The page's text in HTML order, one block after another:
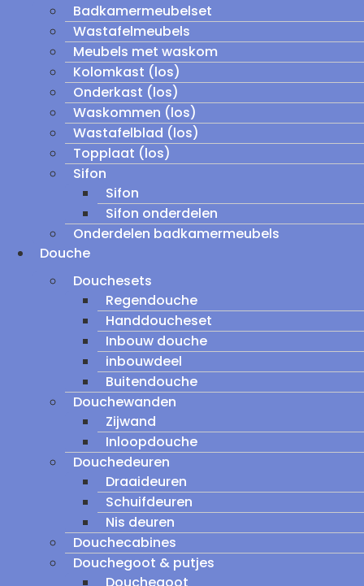
Badkamermeubelset
Wastafelmeubels
Meubels met waskom
Kolomkast (los)
Onderkast (los)
Waskommen (los)
Wastafelblad (los)
Topplaat (los)
Sifon
Sifon
Sifon onderdelen
Onderdelen badkamermeubels
Douche
Douchesets
Regendouche
Handdoucheset
Inbouw douche
inbouwdeel
Buitendouche
Douchewanden
Zijwand
Inloopdouche
Douchedeuren
Draaideuren
Schuifdeuren
Nis deuren
Douchecabines
Douchegoot & putjes
Douchegoot